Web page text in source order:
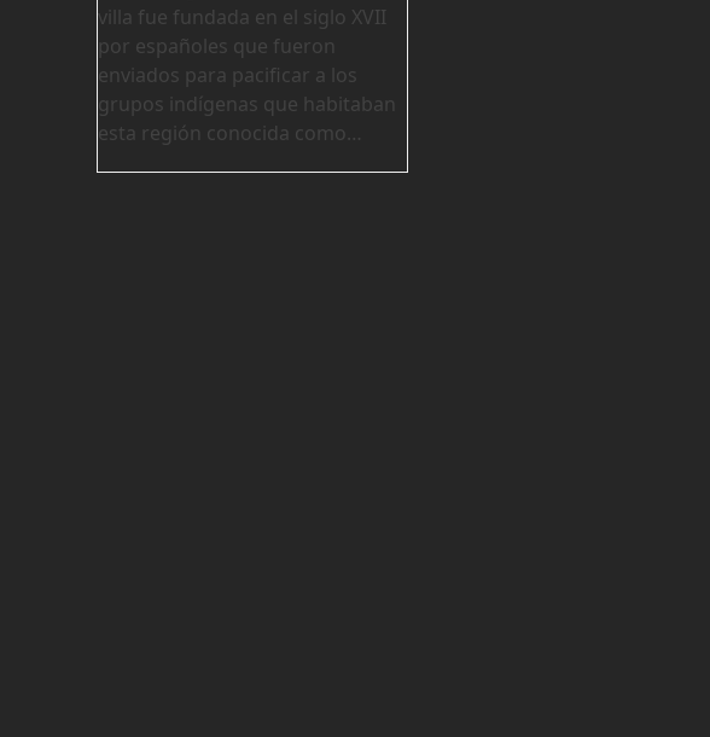
villa fue fundada en el siglo XVII
por españoles que fueron
enviados para pacificar a los
grupos indígenas que habitaban
esta región conocida como…